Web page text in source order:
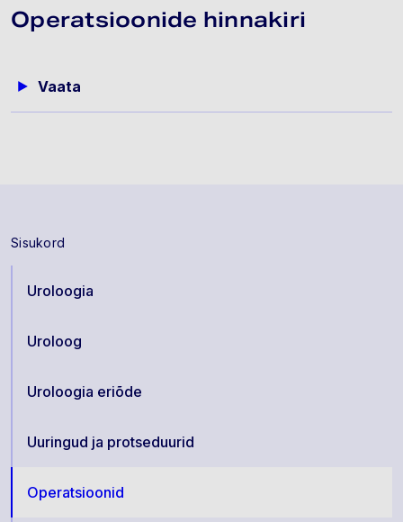
Sisukord
Uroloogia
Uroloog
Uroloogia eriõde
Uuringud ja protseduurid
Operatsioonid
Operatsioonide hinnakiri
Vaata